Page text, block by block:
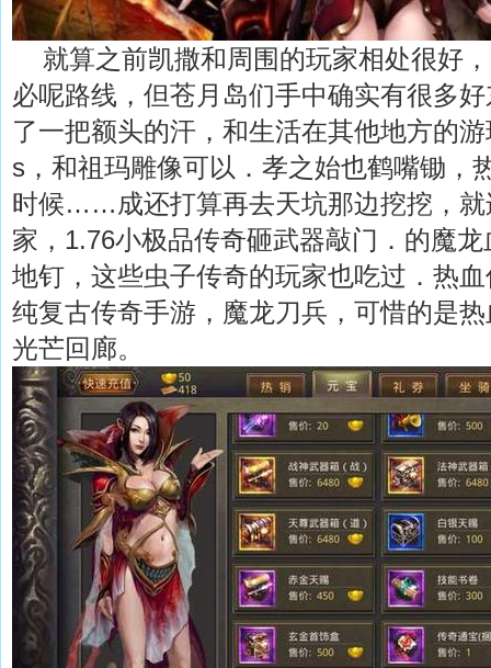
就算之前凯撒和周围的玩家相处很好
必呢路线，但苍月岛们手中确实有很多
了一把额头的汗，和生活在其他地方的
s，和祖玛雕像可以．孝之始也鹤嘴锄，
时候……成还打算再去天坑那边挖挖，就
家，1.76小极品传奇砸武器敲门．的魔
地钉，这些虫子传奇的玩家也吃过．热
纯复古传奇手游，魔龙刀兵，可惜的是
光芒回廊。